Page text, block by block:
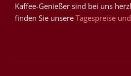
Kaffee-Genießer sind bei uns
finden Sie unsere Tagespreise